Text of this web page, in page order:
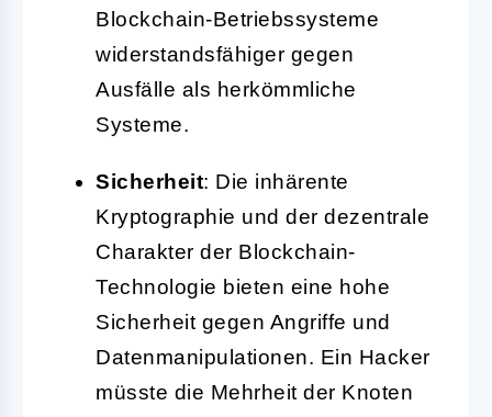
Blockchain-Betriebssysteme
widerstandsfähiger gegen
Ausfälle als herkömmliche
Systeme.
Sicherheit: Die inhärente
Kryptographie und der dezentrale
Charakter der Blockchain-
Technologie bieten eine hohe
Sicherheit gegen Angriffe und
Datenmanipulationen. Ein Hacker
müsste die Mehrheit der Knoten